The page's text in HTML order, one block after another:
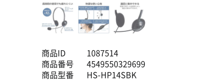
商品ID
1087514
商品番号
4549550329699
商品型番
HS-HP14SBK